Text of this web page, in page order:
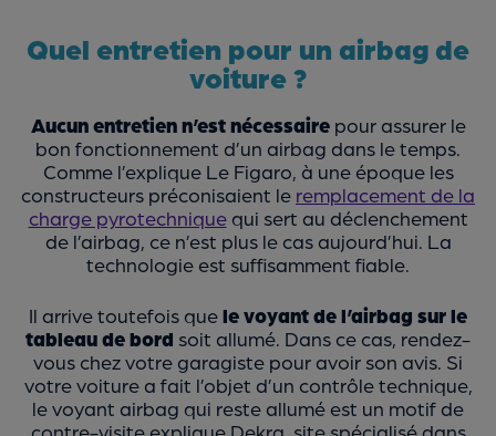
Quel entretien pour un airbag de
voiture ?
Aucun entretien n’est nécessairepour assurer le
bon fonctionnement d’un airbag dans le temps.
Comme l’explique Le Figaro, à une époque les
constructeurs préconisaient le remplacement de la
charge pyrotechniquequi sert au déclenchement
de l’airbag, ce n’est plus le cas aujourd’hui. La
technologie est suffisamment fiable.
Il arrive toutefois quele voyant de l’airbag sur le
tableau de bord soit allumé. Dans ce cas, rendez-
vous chez votre garagiste pour avoir son avis. Si
votre voiture a fait l’objet d’un contrôle technique,
le voyant airbag qui reste allumé est un motif de
contre-visite explique Dekra, site spécialisé dans